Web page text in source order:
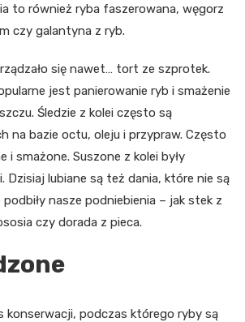
to również ryba faszerowana, węgorz
czy galantyna z ryb.
się nawet… tort ze szprotek.
jest panierowanie ryb i smażenie
Śledzie z kolei często są
na bazie octu, oleju i przypraw. Często
i smażone. Suszone z kolei były
Dzisiaj lubiane są też dania, które nie są
nasze podniebienia – jak stek z
czy dorada z pieca.
konserwacji, podczas którego ryby są